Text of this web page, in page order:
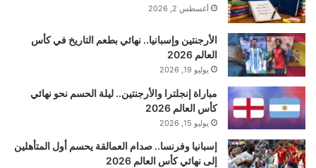
أغسطس 2, 2026
الأرجنتين وإسبانيا.. نهائي بطعم التاريخ في كأس
العالم 2026
يوليو 19, 2026
مباراة إنجلترا والأرجنتين.. ليلة الحسم نحو نهائي
كأس العالم 2026
يوليو 15, 2026
إسبانيا وفرنسا.. صدام العمالقة يحسم أول المتأهلين
إلى نهائي كأس العالم 2026